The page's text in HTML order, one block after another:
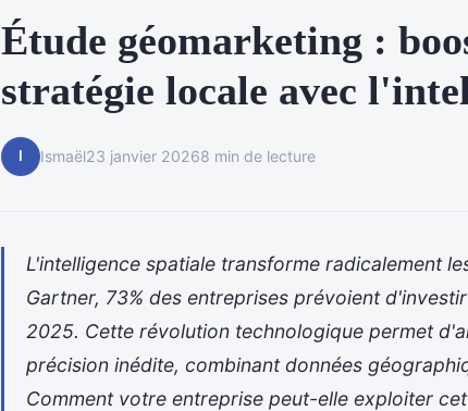
Étude géomarketing :
stratégie locale avec
I Ismaël23 janvier 20268 min de lecture
L'intelligence spatiale transforme radicalement
Gartner, 73% des entreprises prévoient
2025. Cette révolution technologique permet
précision inédite, combinant données
Comment votre entreprise peut-elle exploiter